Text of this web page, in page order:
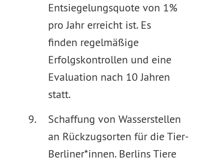
Entsiegelungsquote von 1%
pro Jahr erreicht ist. Es
finden regelmäßige
Erfolgskontrollen und eine
Evaluation nach 10 Jahren
statt.
Schaffung von Wasserstellen
an Rückzugsorten für die Tier-
Berliner*innen. Berlins Tiere